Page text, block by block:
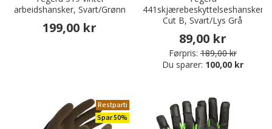
arbeidshansker, Svart/Grønn
199,00 kr
441skjærebeskyttelseshansker
Cut B, Svart/Lys Grå
89,00 kr
Førpris: 189,00 kr
Du sparer: 100,00 kr
Restparti
Spar 50%